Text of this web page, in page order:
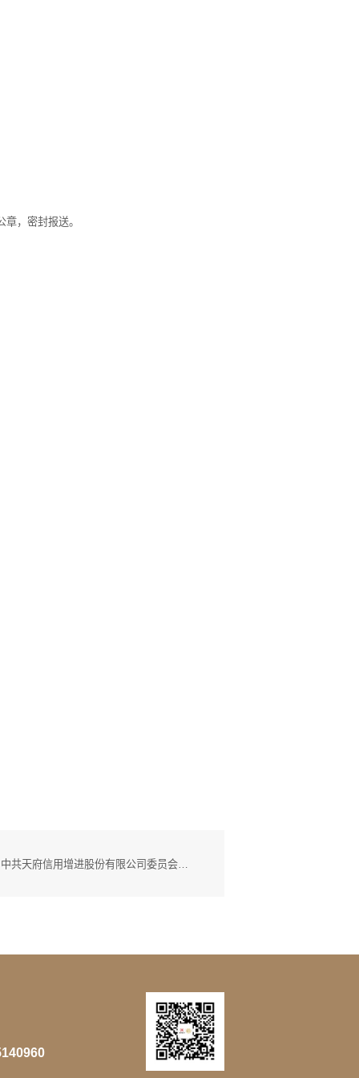
，密封报送。
下一篇：中共天府信用增进股份有限公司委员会关于巡察整改进展情况的通报